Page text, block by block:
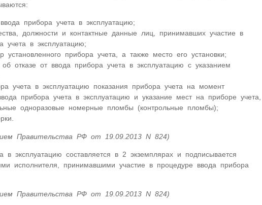
прибора учета в эксплуатацию;
должности и контактные данные лиц, принимавших участие в
учета в эксплуатацию;
установленного прибора учета, а также место его установки;
отказе от ввода прибора учета в эксплуатацию с указанием
учета в эксплуатацию показания прибора учета на момент
прибора учета в эксплуатацию и указание мест на приборе учета,
одноразовые номерные пломбы (контрольные пломбы);
Правительства РФ от 19.09.2013 N 824)
в эксплуатацию составляется в 2 экземплярах и подписывается
исполнителя, принимавшими участие в процедуре ввода прибора
Правительства РФ от 19.09.2013 N 824)